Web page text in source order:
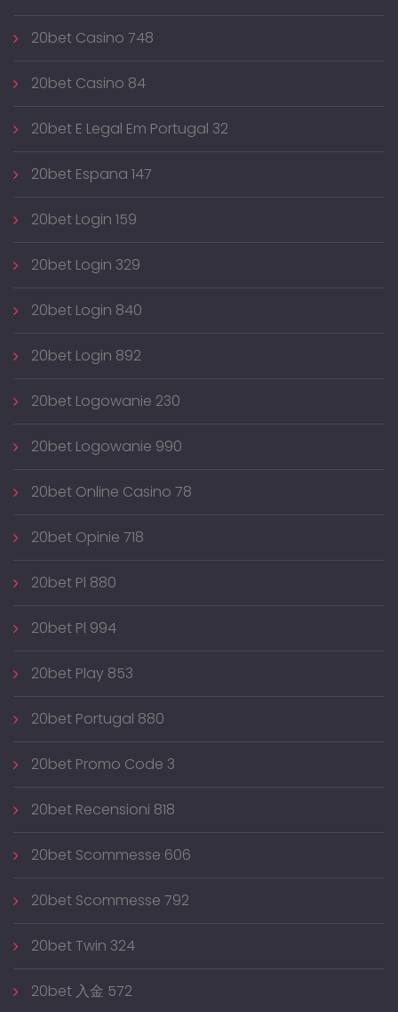
20bet Casino 748
20bet Casino 84
20bet E Legal Em Portugal 32
20bet Espana 147
20bet Login 159
20bet Login 329
20bet Login 840
20bet Login 892
20bet Logowanie 230
20bet Logowanie 990
20bet Online Casino 78
20bet Opinie 718
20bet Pl 880
20bet Pl 994
20bet Play 853
20bet Portugal 880
20bet Promo Code 3
20bet Recensioni 818
20bet Scommesse 606
20bet Scommesse 792
20bet Twin 324
20bet 入金 572